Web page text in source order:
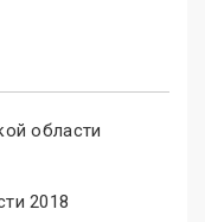
области
2018